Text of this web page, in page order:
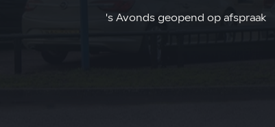
's Avonds geopend op afspraak